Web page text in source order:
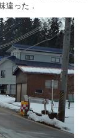
違った．